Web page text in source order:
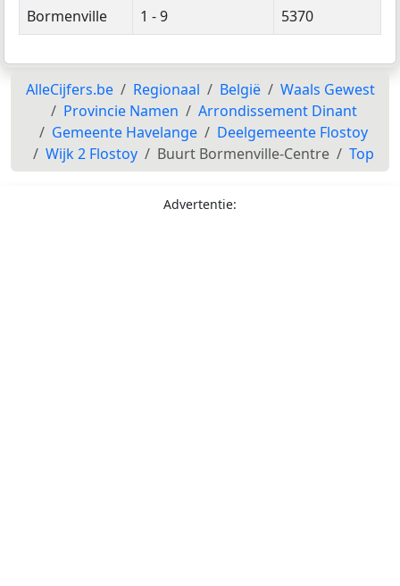
Bormenville
1 - 9 5370
AlleCijfers.be Regionaal België
Waals Gewest
Provincie Namen
Arrondissement Dinant
Gemeente Havelange
Deelgemeente Flostoy
Wijk 2 Flostoy
Buurt Bormenville-Centre Top
Advertentie: